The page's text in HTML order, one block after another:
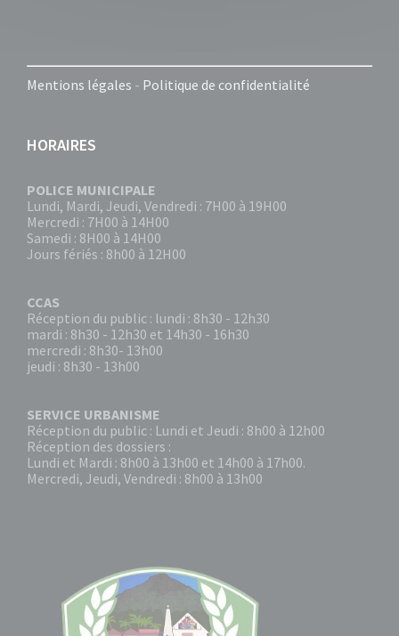
Mentions légales - Politique de confidentialité
HORAIRES
POLICE MUNICIPALE
Lundi, Mardi, Jeudi, Vendredi : 7H00 à 19H00
Mercredi : 7H00 à 14H00
Samedi : 8H00 à 14H00
Jours fériés : 8h00 à 12H00
CCAS
Réception du public : lundi : 8h30 - 12h30
mardi : 8h30 - 12h30 et 14h30 - 16h30
mercredi : 8h30- 13h00
jeudi : 8h30 - 13h00
SERVICE URBANISME
Réception du public : Lundi et Jeudi : 8h00 à 12h00
Réception des dossiers :
Lundi et Mardi : 8h00 à 13h00 et 14h00 à 17h00.
Mercredi, Jeudi, Vendredi : 8h00 à 13h00